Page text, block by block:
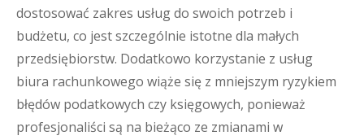
dostosować zakres usług do swoich potrzeb i
budżetu, co jest szczególnie istotne dla małych
przedsiębiorstw. Dodatkowo korzystanie z usług
biura rachunkowego wiąże się z mniejszym ryzykiem
błędów podatkowych czy księgowych, ponieważ
profesjonaliści są na bieżąco ze zmianami w